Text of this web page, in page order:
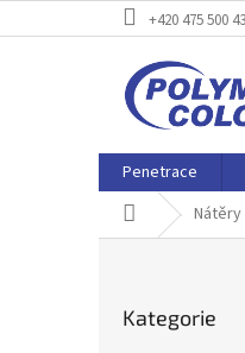
na
+420 475 500
Penetrace
Domů Nátěry
kategorie
Kategorie